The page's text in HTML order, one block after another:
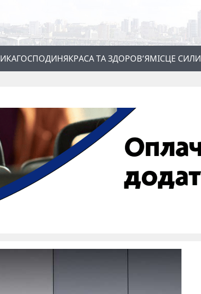
ГОСПОДИНЯКРАСА ТА ЗДОРОВ’ЯМІСЦЕ СИЛИ